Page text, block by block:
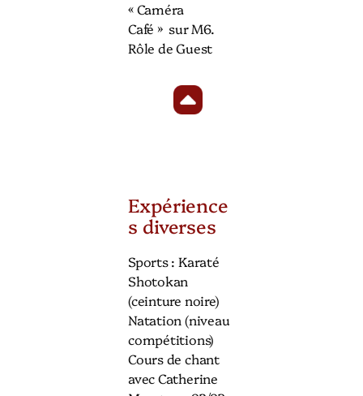
« Caméra
Café » sur M6.
Rôle de Guest
Expérience
s diverses
Sports : Karaté
Shotokan
(ceinture noire)
Natation (niveau
compétitions)
Cours de chant
avec Catherine